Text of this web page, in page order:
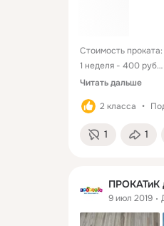
Стоимость проката:
1 неделя - 400 руб
2 недели – 600 руб
месяц – 800 руб
Читать дальше
2 класса
1 1
ПРОКАТиК
9 июл 2019